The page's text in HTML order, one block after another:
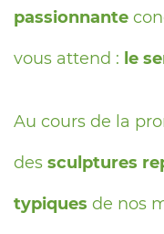
passionnante
vous attend : le
Au cours de la
des sculptures
typiques de nos